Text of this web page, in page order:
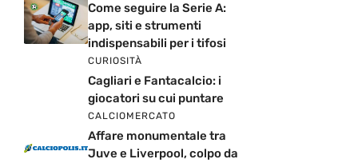
Come seguire la Serie A:
app, siti e strumenti
indispensabili per i tifosi
CURIOSITÀ
Cagliari e Fantacalcio: i
giocatori su cui puntare
CALCIOMERCATO
Affare monumentale tra
Juve e Liverpool, colpo da